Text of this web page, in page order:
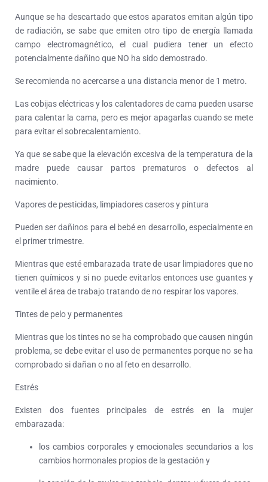
Aunque se ha descartado que estos aparatos emitan algún tipo
de radiación, se sabe que emiten otro tipo de energía llamada
campo electromagnético, el cual pudiera tener un efecto
potencialmente dañino que NO ha sido demostrado.
Se recomienda no acercarse a una distancia menor de 1 metro.
Las cobijas eléctricas y los calentadores de cama pueden usarse
para calentar la cama, pero es mejor apagarlas cuando se mete
para evitar el sobrecalentamiento.
Ya que se sabe que la elevación excesiva de la temperatura de la
madre puede causar partos prematuros o defectos al
nacimiento.
Vapores de pesticidas, limpiadores caseros y pintura
Pueden ser dañinos para el bebé en desarrollo, especialmente en
el primer trimestre.
Mientras que esté embarazada trate de usar limpiadores que no
tienen químicos y si no puede evitarlos entonces use guantes y
ventile el área de trabajo tratando de no respirar los vapores.
Tintes de pelo y permanentes
Mientras que los tintes no se ha comprobado que causen ningún
problema, se debe evitar el uso de permanentes porque no se ha
comprobado si dañan o no al feto en desarrollo.
Estrés
Existen dos fuentes principales de estrés en la mujer
embarazada:
los cambios corporales y emocionales secundarios a los
cambios hormonales propios de la gestación y